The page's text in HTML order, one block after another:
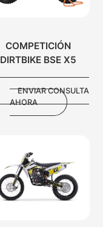
COMPETICIÓN
DIRTBIKE BSE X5
ENVIAR CONSULTA
AHORA